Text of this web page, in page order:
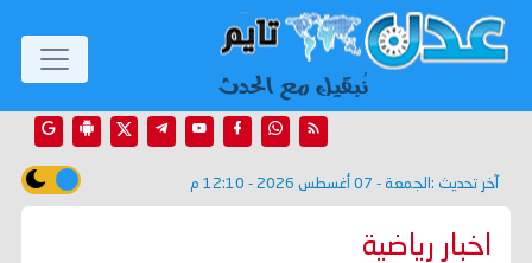
آخر تحديث : الجمعة - 07 أغسطس 2026 - 12:10 م
اخبار رياضية